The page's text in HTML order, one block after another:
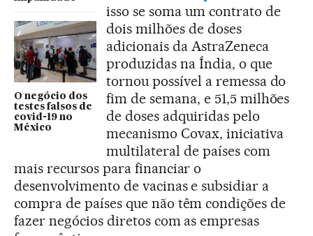
O negócio dos
testes falsos de
covid-19 no
México
isso se soma um contrato de
dois milhões de doses
adicionais da AstraZeneca
produzidas na Índia, o que
tornou possível a remessa do
fim de semana, e 51,5 milhões
de doses adquiridas pelo
mecanismo Covax, iniciativa
multilateral de países com
mais recursos para financiar o
desenvolvimento de vacinas e subsidiar a
compra de países que não têm condições de
fazer negócios diretos com as empresas